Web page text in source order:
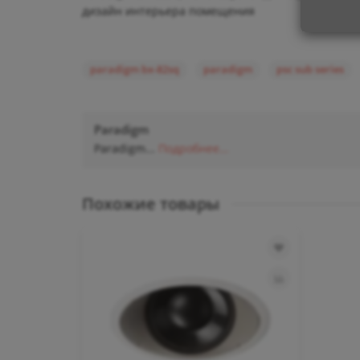
дизайн интерьера помещения
paradigm bx-82sq paradigm psc sub series
Paradigm
Paradigm... Подробнее...
Похожие товары